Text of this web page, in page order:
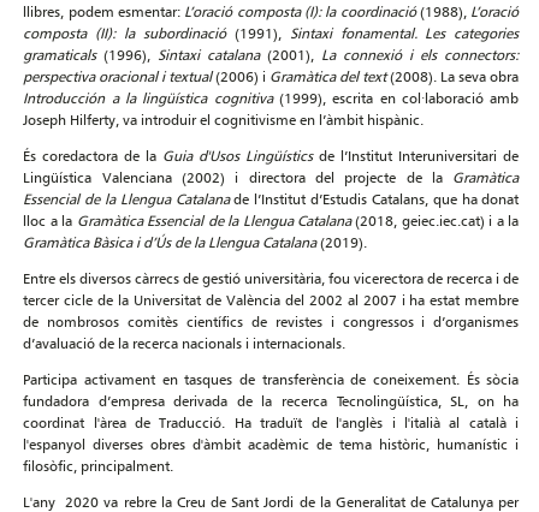
llibres, podem esmentar: L’oració composta (I): la coordinació(1988), L’oració
composta (II): la subordinació(1991), Sintaxi fonamental. Les categories
gramaticals(1996), Sintaxi catalana(2001), La connexió i els connectors:
perspectiva oracional i textual(2006) i Gramàtica del text(2008). La seva obra
Introducción a la lingüística cognitiva (1999), escrita en col·laboració amb
Joseph Hilferty, va introduir el cognitivisme en l’àmbit hispànic.
És coredactora de la Guia d'Usos Lingüísticsde l’Institut Interuniversitari de
Lingüística Valenciana (2002) i directora del projecte de la Gramàtica
Essencial de la Llengua Catalanade l’Institut d’Estudis Catalans, que ha donat
lloc a la Gramàtica Essencial de la Llengua Catalana(2018, geiec.iec.cat) i a la
Gramàtica Bàsica i d’Ús de la Llengua Catalana(2019).
Entre els diversos càrrecs de gestió universitària, fou vicerectora de recerca i de
tercer cicle de la Universitat de València del 2002 al 2007 i ha estat membre
de nombrosos comitès científics de revistes i congressos i d’organismes
d’avaluació de la recerca nacionals i internacionals.
Participa activament en tasques de transferència de coneixement. És sòcia
fundadora d’empresa derivada de la recerca Tecnolingüística, SL, on ha
coordinat l'àrea de Traducció. Ha traduït de l'anglès i l'italià al català i
l'espanyol diverses obres d'àmbit acadèmic de tema històric, humanístic i
filosòfic, principalment.
L'any 2020 va rebre la Creu de Sant Jordi de la Generalitat de Catalunya per